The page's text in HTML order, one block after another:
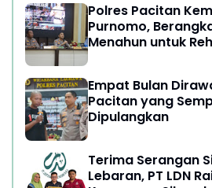
Polres Pacitan
Purnomo,
Menahun untuk
Empat Bulan
Pacitan yang
Dipulangkan
Terima Serangan
Lebaran, PT LDN